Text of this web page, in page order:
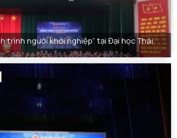
trình người khởi nghiệp” tại Đại học Thái